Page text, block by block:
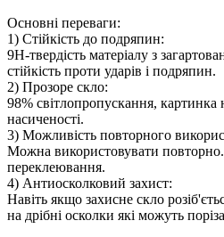
Основні переваги:
1) Стійкість до подряпин:
9H-твердість матеріалу з
стійкість проти ударів і подряпин.
2) Прозоре скло:
98% світлопропускання, картинка
насиченості.
3) Можливість повторного
Можна використовувати
переклеювання.
4) Антиосколковий захист:
Навіть якщо захисне скло
на дрібні осколки які можуть